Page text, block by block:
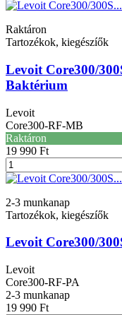
Raktáron
Tartozékok, kiegészíők
Levoit Core300/
Baktérium
Levoit
Core300-RF-MB
Raktáron
19 990 Ft
2-3 munkanap
Tartozékok, kiegészíők
Levoit Core300/
Levoit
Core300-RF-PA
2-3 munkanap
19 990 Ft